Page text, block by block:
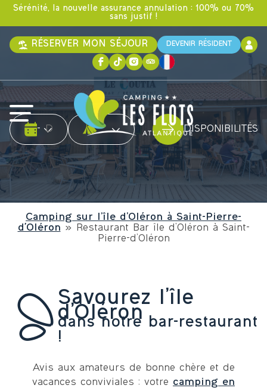
Sérénité, la nouvelle assurance annulation : 100% ou 70%
sans justif !
RÉSERVER MON SÉJOUR DEVENIR RÉSIDENT
Date d'arrivée
-Date de départType d'hébergementDISPONIBILITÉS
Camping sur l’île d’Oléron à Saint-Pierre-
d'Oléron »
Restaurant Bar île d’Oléron à Saint-
Pierre-d’Oléron
Savourez l’île
d’Oléron
dans notre bar-restaurant
!
Avis aux amateurs de bonne chère et de
vacances conviviales : votre camping en